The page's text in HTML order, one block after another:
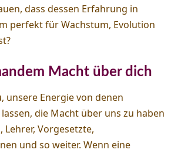
dass dessen Erfahrung in
perfekt für Wachstum, Evolution
Macht über dich
unsere Energie von denen
die Macht über uns zu haben
Lehrer, Vorgesetzte,
und so weiter. Wenn eine